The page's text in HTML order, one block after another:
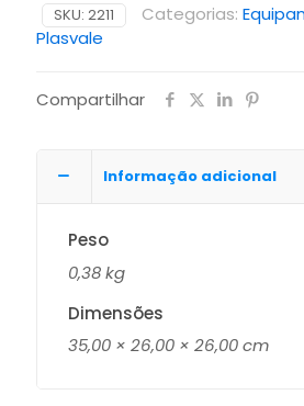
SKU: 2211 Categorias:
Plasvale
Compartilhar
Informação adicional
Peso
0,38 kg
Dimensões
35,00 × 26,00 × 26,00 cm